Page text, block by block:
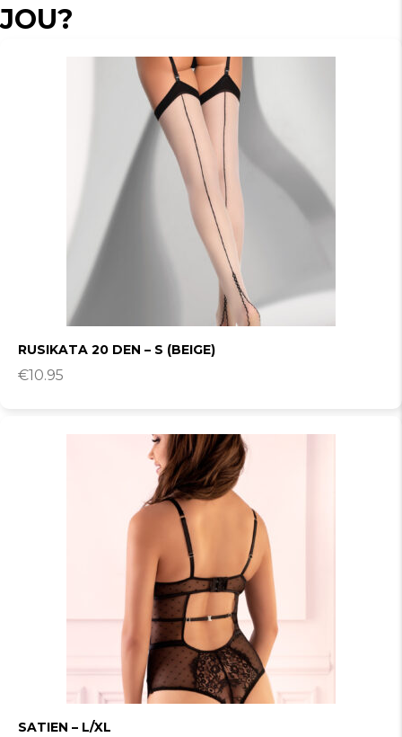
JOU?
RUSIKATA 20 DEN – S (BEIGE)
€10.95
SATIEN – L/XL